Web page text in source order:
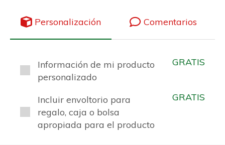
Personalización Comentarios
Información de mi producto
personalizado
GRATIS
Incluir envoltorio para
regalo, caja o bolsa
apropiada para el producto
GRATIS